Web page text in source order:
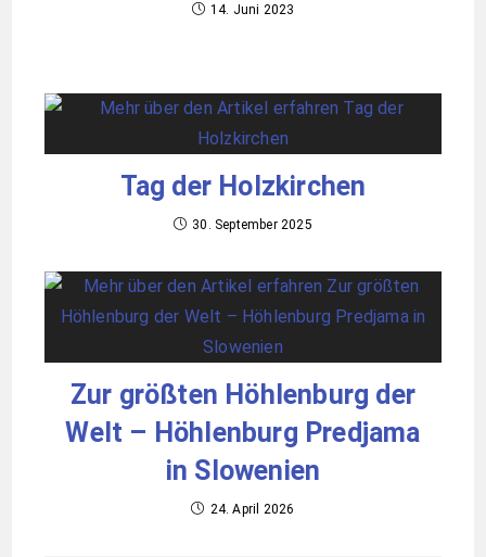
14. Juni 2023
Tag der Holzkirchen
30. September 2025
Zur größten Höhlenburg der
Welt – Höhlenburg Predjama
in Slowenien
24. April 2026